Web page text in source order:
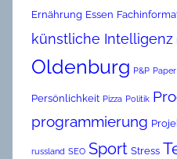
Ernährung Essen
künstliche Intelligenz
Oldenburg P&P
Persönlichkeit Pizza Politik
programmierung
russland SEO Sport Stress